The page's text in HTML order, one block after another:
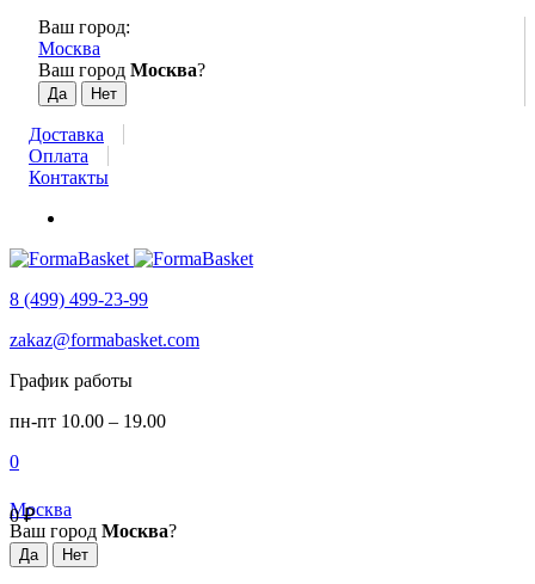
Ваш город:
Москва
Ваш город Москва?
Доставка
Оплата
Контакты
8 (499) 499-23-99
zakaz@formabasket.com
График работы
пн-пт 10.00 – 19.00
0
0₽
Москва
Ваш город Москва?